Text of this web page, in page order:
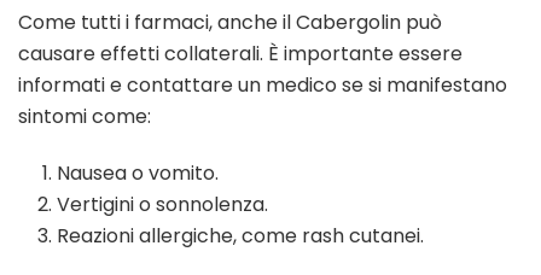
Come tutti i farmaci, anche il Cabergolin può
causare effetti collaterali. È importante essere
informati e contattare un medico se si manifestano
sintomi come:
Nausea o vomito.
Vertigini o sonnolenza.
Reazioni allergiche, come rash cutanei.